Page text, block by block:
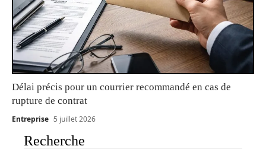
Délai précis pour un courrier recommandé en cas de
rupture de contrat
Entreprise 5 juillet 2026
Recherche